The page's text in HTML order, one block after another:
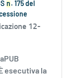
n . 175 del
12-
esecutiva la